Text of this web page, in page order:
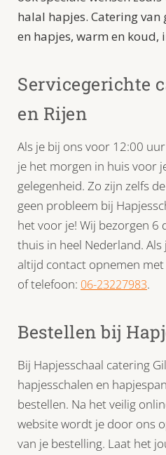
halal hapjes. Catering
en hapjes, warm en koud,
Servicegerichte
en Rijen
Als je bij ons voor 12:00
je het morgen in huis voor
gelegenheid. Zo zijn zelfs
geen probleem bij
het voor je! Wij bezorgen 6
thuis in heel Nederland.
altijd contact opnemen met
of telefoon: 06-23227983.
Bestellen bij
Bij Hapjesschaal catering
hapjesschalen en
bestellen. Na het veilig
website wordt je door ons
van je bestelling. Laat het